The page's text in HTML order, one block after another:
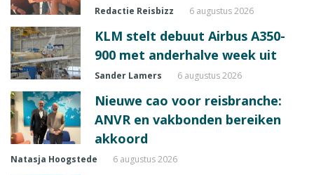
Redactie Reisbizz 6 augustus 2026
KLM stelt debuut Airbus A350-
900 met anderhalve week uit
Sander Lamers 6 augustus 2026
Nieuwe cao voor reisbranche:
ANVR en vakbonden bereiken
akkoord
Natasja Hoogstede 6 augustus 2026